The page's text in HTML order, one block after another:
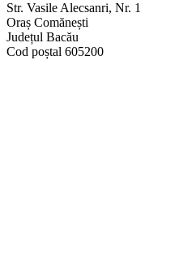
Str. Vasile Alecsanri, Nr. 1
Oraș Comănești
Județul Bacău
Cod poștal 605200